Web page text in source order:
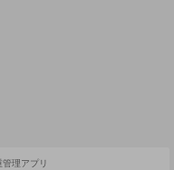
管理アプリ